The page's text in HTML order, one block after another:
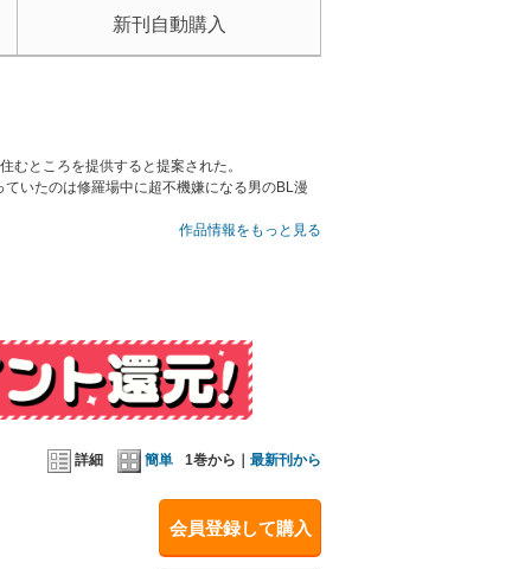
新刊自動購入
むところを提供すると提案された。
いたのは修羅場中に超不機嫌になる男のBL漫
れて、触れられているうちにおもわず勃ってし
入にご注意ください。
作品情報をもっと見る
詳細 簡単 1巻から｜ 最新刊から
会員登録して購入